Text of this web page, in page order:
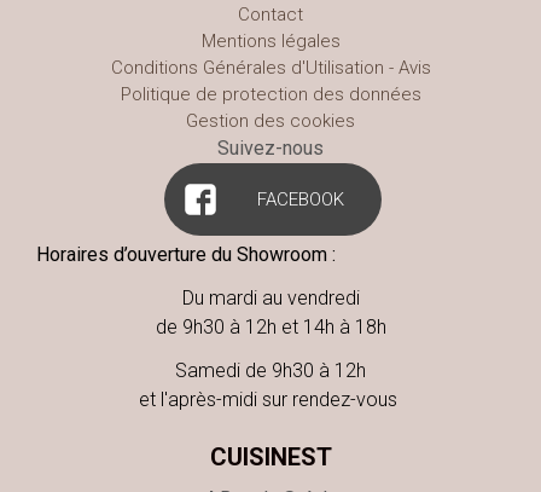
Contact
Mentions légales
Conditions Générales d'Utilisation - Avis
Politique de protection des données
Gestion des cookies
Suivez-nous
FACEBOOK
Horaires d’ouverture du Showroom :
Du mardi au vendredi
de 9h30 à 12h et 14h à 18h
Samedi de 9h30 à 12h
et l'après-midi sur rendez-vous
CUISINEST